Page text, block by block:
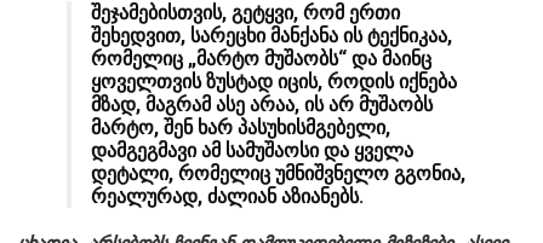
შეჯამებისთვის, გეტყვი, რომ ერთი
შეხედვით, სარეცხი მანქანა ის ტექნიკაა,
რომელიც „მარტო მუშაობს“ და მაინც
ყოველთვის ზუსტად იცის, როდის იქნება
მზად, მაგრამ ასე არაა, ის არ მუშაობს
მარტო, შენ ხარ პასუხისმგებელი,
დამგეგმავი ამ სამუშაოსი და ყველა
დეტალი, რომელიც უმნიშვნელო გგონია,
რეალურად, ძალიან აზიანებს.